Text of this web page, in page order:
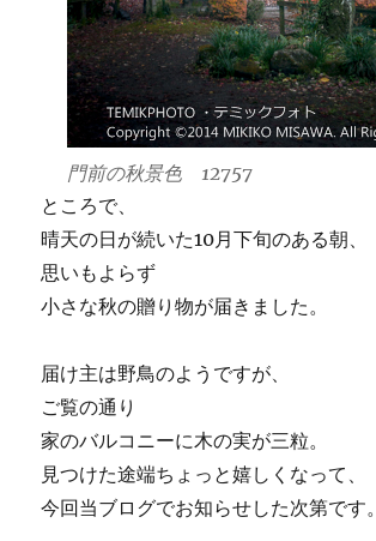
門前の秋景色 12757
ところで、
晴天の日が続いた10月下旬のある朝、
思いもよらず
小さな秋の贈り物が届きました。
届け主は野鳥のようですが、
ご覧の通り
家のバルコニーに木の実が三粒。
見つけた途端ちょっと嬉しくなって、
今回当ブログでお知らせした次第です。